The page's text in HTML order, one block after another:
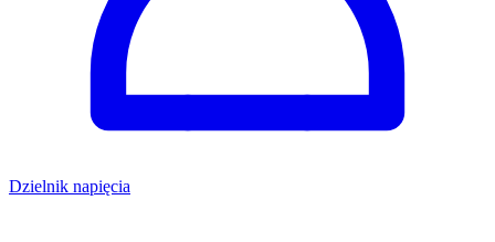
Dzielnik napięcia